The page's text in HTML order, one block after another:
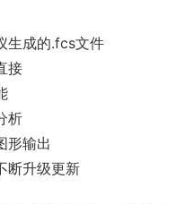
生成的.fcs文件
接
析
形输出
断升级更新